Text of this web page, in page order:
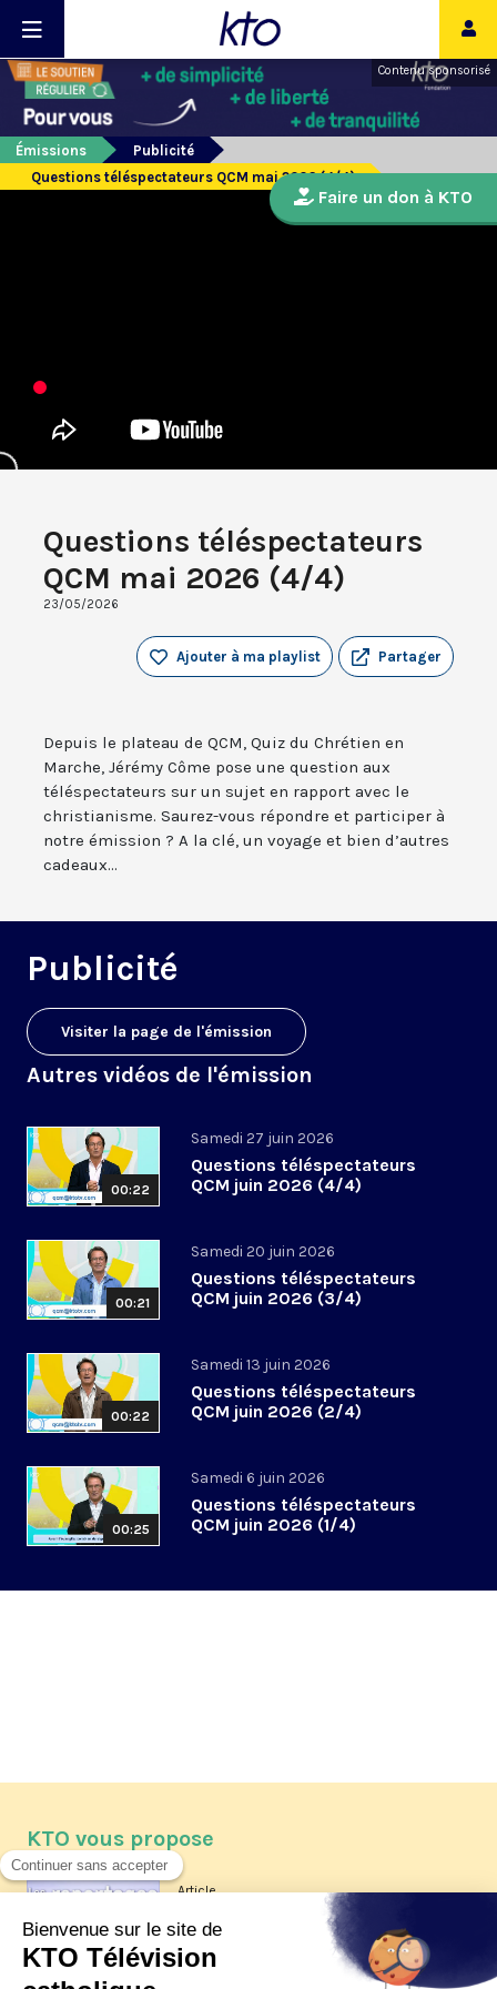
Contenu sponsorisé
Émissions
Publicité
Questions téléspectateurs QCM mai 2026 (4/4)
Questions téléspectateurs
QCM mai 2026 (4/4)
23/05/2026
Partager
Ajouter à ma playlist
Depuis le plateau de QCM, Quiz du Chrétien en
Marche, Jérémy Côme pose une question aux
téléspectateurs sur un sujet en rapport avec le
christianisme. Saurez-vous répondre et participer à
notre émission ? A la clé, un voyage et bien d’autres
cadeaux...
Publicité
Visiter la page de l'émission
Autres vidéos de l'émission
00:22
Samedi 27 juin 2026
Questions téléspectateurs
QCM juin 2026 (4/4)
00:21
Samedi 20 juin 2026
Questions téléspectateurs
QCM juin 2026 (3/4)
00:22
Samedi 13 juin 2026
Questions téléspectateurs
QCM juin 2026 (2/4)
00:25
Samedi 6 juin 2026
Questions téléspectateurs
QCM juin 2026 (1/4)
Faire un don à KTO
KTO vous propose
Article
Les reportages d'été 2026 de KTO